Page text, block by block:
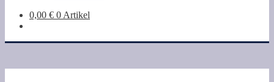
0,00 € 0 Artikel